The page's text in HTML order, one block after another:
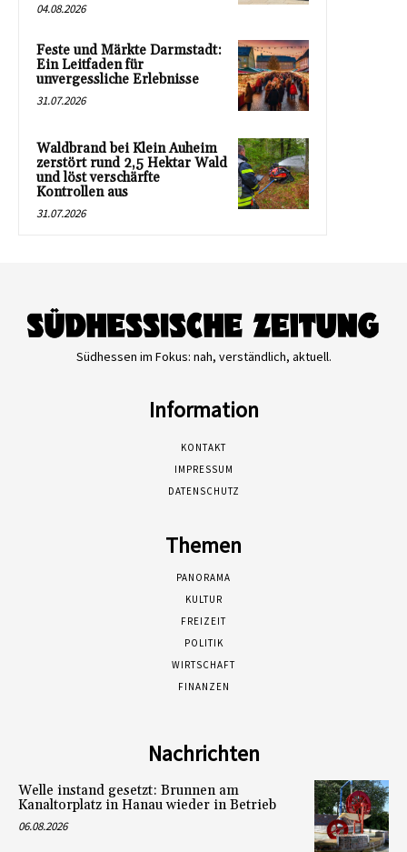
04.08.2026
Feste und Märkte Darmstadt:
Ein Leitfaden für
unvergessliche Erlebnisse
31.07.2026
Waldbrand bei Klein Auheim
zerstört rund 2,5 Hektar Wald
und löst verschärfte
Kontrollen aus
31.07.2026
Südhessen im Fokus: nah, verständlich, aktuell.
Information
KONTAKT
IMPRESSUM
DATENSCHUTZ
Themen
PANORAMA
KULTUR
FREIZEIT
POLITIK
WIRTSCHAFT
FINANZEN
Nachrichten
Welle instand gesetzt: Brunnen am
Kanaltorplatz in Hanau wieder in Betrieb
06.08.2026